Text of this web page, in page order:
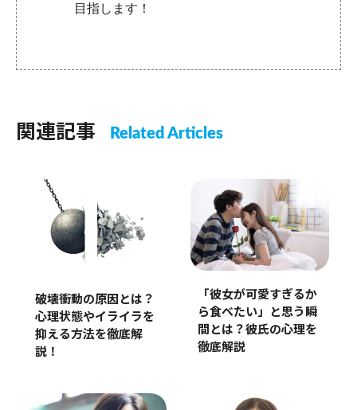
目指します！
関連記事 Related Articles
破壊衝動の原因とは？
心理状態やイライラを
抑える方法を徹底解
説！
「彼女が可愛すぎるか
ら食べたい」と思う瞬
間とは？彼氏の心理を
徹底解説